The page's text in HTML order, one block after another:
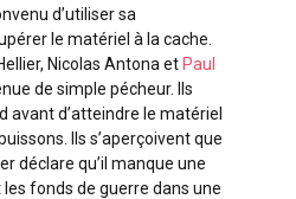
d’utiliser sa
le matériel à la cache.
Nicolas Antona et Paul
de simple pécheur. Ils
avant d’atteindre le matériel
Ils s’aperçoivent que
déclare qu’il manque une
fonds de guerre dans une